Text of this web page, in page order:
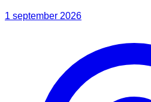
1 september 2026